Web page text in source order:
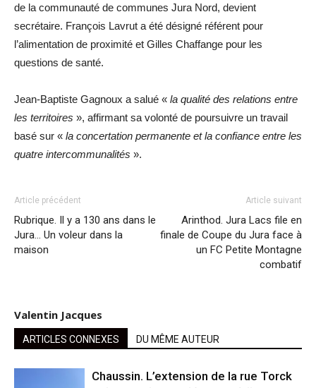
de la communauté de communes Jura Nord, devient
secrétaire. François Lavrut a été désigné référent pour
l’alimentation de proximité et Gilles Chaffange pour les
questions de santé.
Jean-Baptiste Gagnoux a salué « la qualité des relations entre
les territoires », affirmant sa volonté de poursuivre un travail
basé sur « la concertation permanente et la confiance entre les
quatre intercommunalités ».
Article précédent
Rubrique. Il y a 130 ans dans le
Jura… Un voleur dans la
maison
Article suivant
Arinthod. Jura Lacs file en
finale de Coupe du Jura face à
un FC Petite Montagne
combatif
Valentin Jacques
ARTICLES CONNEXES DU MÊME AUTEUR
Chaussin. L’extension de la rue Torck